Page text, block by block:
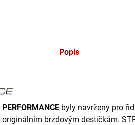
Popis
byly navrženy pro
brzdovým destičkám.